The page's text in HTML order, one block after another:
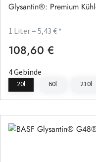
Glysantin®: Premium
1 Liter = 5,43 € *
Regulärer Preis:
108,60 €
4 Gebinde
20l 60l 210l